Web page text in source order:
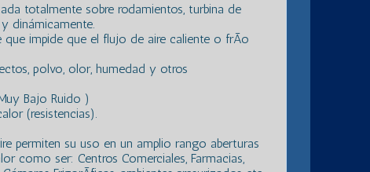
totalmente sobre rodamientos, turbina de
dinámicamente.
que impide que el flujo de aire caliente o frÃ­o
polvo, olor, humedad y otros
Bajo Ruido )
(resistencias).
permiten su uso en un amplio rango aberturas
como ser: Centros Comerciales, Farmacias,